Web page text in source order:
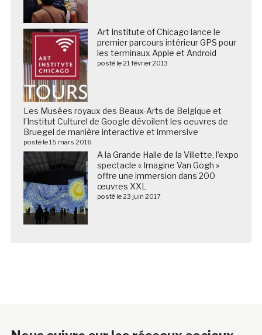
Art Institute of Chicago lance le
premier parcours intérieur GPS pour
les terminaux Apple et Android
posté le 21 février 2013
Les Musées royaux des Beaux-Arts de Belgique et
l’Institut Culturel de Google dévoilent les oeuvres de
Bruegel de manière interactive et immersive
posté le 15 mars 2016
A la Grande Halle de la Villette, l’expo
spectacle « Imagine Van Gogh »
offre une immersion dans 200
œuvres XXL
posté le 23 juin 2017